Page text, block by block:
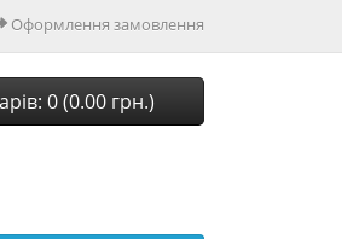
Оформлення замовлення
0 (0.00 грн.)